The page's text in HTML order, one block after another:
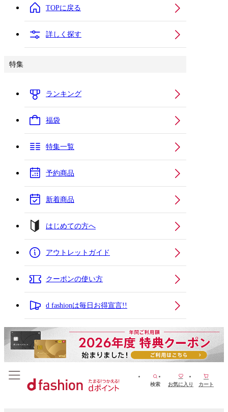
TOPに戻る
詳しく探す
特集
ランキング
福袋
特集一覧
予約商品
新着商品
はじめての方へ
アウトレットガイド
クーポンの使い方
d fashionは毎日お得宣言!!
検索 お気に入り カート